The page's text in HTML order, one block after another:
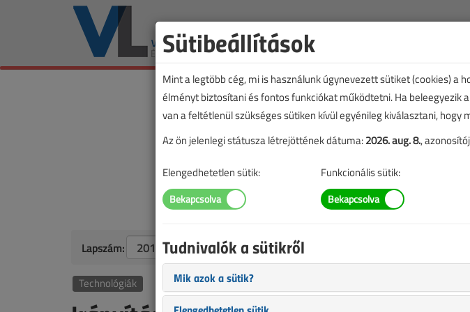
Lapszám:
Technológiák
Sütibeállítások
Mint a legtöbb cég, mi is használunk úgynevezett sütiket (cookies)
élményt biztosítani és fontos funkciókat működtetni. Ha beleegyezik
van a feltétlenül szükséges sütiken kívül egyénileg kiválasztani,
Az ön jelenlegi státusza létrejöttének dátuma:2026. aug. 8.,
Elengedhetetlen sütik: Funkcionális sütik:
Tudnivalók a sütikről
Mik azok a sütik?